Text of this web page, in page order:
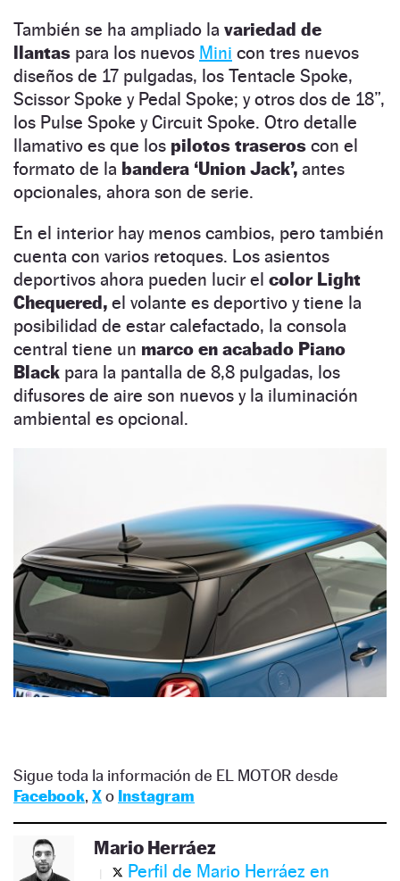
También se ha ampliado la variedad de
llantas para los nuevos Mini con tres nuevos
diseños de 17 pulgadas, los Tentacle Spoke,
Scissor Spoke y Pedal Spoke; y otros dos de 18”,
los Pulse Spoke y Circuit Spoke. Otro detalle
llamativo es que los pilotos traseros con el
formato de la bandera ‘Union Jack’, antes
opcionales, ahora son de serie.
En el interior hay menos cambios, pero también
cuenta con varios retoques. Los asientos
deportivos ahora pueden lucir el color Light
Chequered, el volante es deportivo y tiene la
posibilidad de estar calefactado, la consola
central tiene un marco en acabado Piano
Black para la pantalla de 8,8 pulgadas, los
difusores de aire son nuevos y la iluminación
ambiental es opcional.
Sigue toda la información de EL MOTOR desde
Facebook, Xo Instagram
Mario Herráez
Perfil de Mario Herráez en